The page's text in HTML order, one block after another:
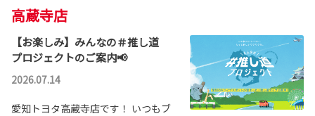
高蔵寺店
【お楽しみ】みんなの＃推し道
プロジェクトのご案内📢
2026.07.14
愛知トヨタ高蔵寺店です！ いつもブ